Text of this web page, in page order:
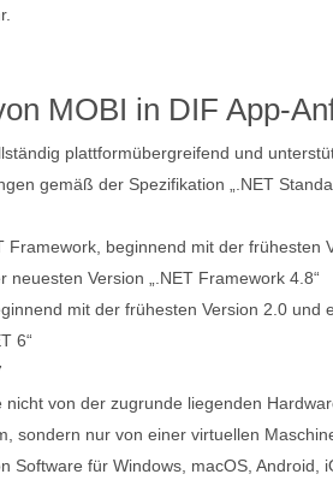
MOBI in DIF App-
plattformübergreifend und
gemäß der Spezifikation „.NET
Framework, beginnend mit der frühesten
neuesten Version „.NET Framework 4.8“
mit der frühesten Version 2.0 und
6“
nicht von der zugrunde liegenden
sondern nur von einer virtuellen
Software für Windows, macOS, Android,